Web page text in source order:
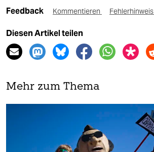
Feedback Kommentieren Fehlerhinweis
Diesen Artikel teilen
Mehr zum Thema